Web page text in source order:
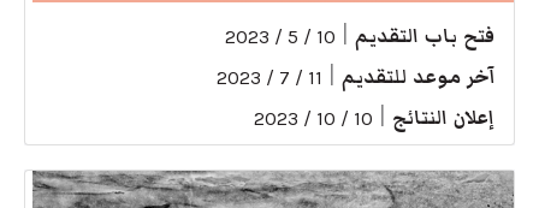
فتح باب التقديم 10 / 5 / 2023
آخر موعد للتقديم 11 / 7 / 2023
إعلان النتائج 10 / 10 / 2023